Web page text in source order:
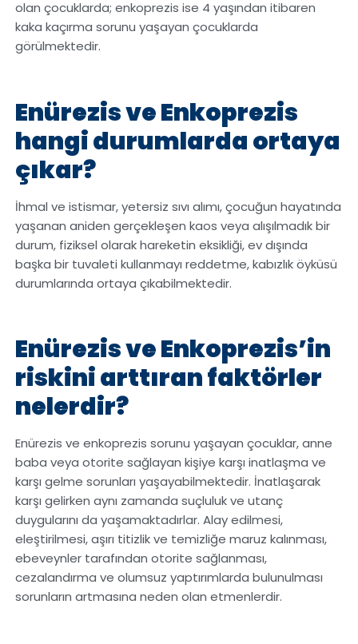
olan çocuklarda; enkoprezis ise 4 yaşından itibaren
kaka kaçırma sorunu yaşayan çocuklarda
görülmektedir.
Enürezis ve Enkoprezis
hangi durumlarda ortaya
çıkar?
İhmal ve istismar, yetersiz sıvı alımı, çocuğun hayatında
yaşanan aniden gerçekleşen kaos veya alışılmadık bir
durum, fiziksel olarak hareketin eksikliği, ev dışında
başka bir tuvaleti kullanmayı reddetme, kabızlık öyküsü
durumlarında ortaya çıkabilmektedir.
Enürezis ve Enkoprezis’in
riskini arttıran faktörler
nelerdir?
Enürezis ve enkoprezis sorunu yaşayan çocuklar, anne
baba veya otorite sağlayan kişiye karşı inatlaşma ve
karşı gelme sorunları yaşayabilmektedir. İnatlaşarak
karşı gelirken aynı zamanda suçluluk ve utanç
duygularını da yaşamaktadırlar. Alay edilmesi,
eleştirilmesi, aşırı titizlik ve temizliğe maruz kalınması,
ebeveynler tarafından otorite sağlanması,
cezalandırma ve olumsuz yaptırımlarda bulunulması
sorunların artmasına neden olan etmenlerdir.